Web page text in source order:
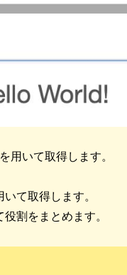
用いて取得します。
て取得します。
割をまとめます。